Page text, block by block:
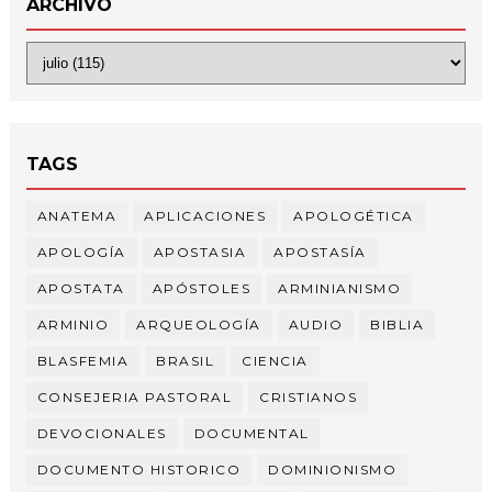
ARCHIVO
TAGS
ANATEMA APLICACIONES APOLOGÉTICA
APOLOGÍA APOSTASIA APOSTASÍA
APOSTATA APÓSTOLES ARMINIANISMO
ARMINIO ARQUEOLOGÍA AUDIO BIBLIA
BLASFEMIA BRASIL CIENCIA
CONSEJERIA PASTORAL CRISTIANOS
DEVOCIONALES DOCUMENTAL
DOCUMENTO HISTORICO DOMINIONISMO